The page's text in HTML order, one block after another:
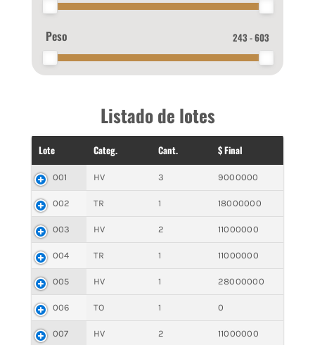
Peso 243 - 603
Listado de lotes
Lote Categ. Cant. $ Final
001 HV 3 9000000
002 TR 1 18000000
003 HV 2 11000000
004 TR 1 11000000
005 HV 1 28000000
006 TO 1 0
007 HV 2 11000000